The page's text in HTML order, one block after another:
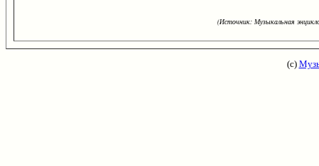
(Источник: Музыкальная
(с)